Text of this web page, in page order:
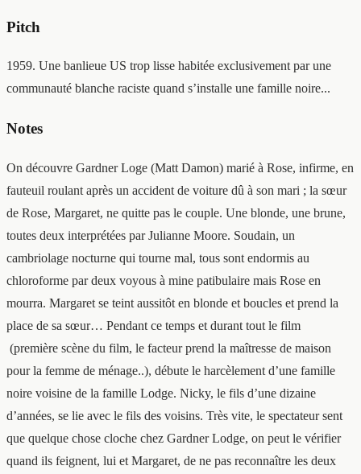
Pitch
1959. Une banlieue US trop lisse habitée exclusivement par une
communauté blanche raciste quand s’installe une famille noire...
Notes
On découvre Gardner Loge (Matt Damon) marié à Rose, infirme, en
fauteuil roulant après un accident de voiture dû à son mari ; la sœur
de Rose, Margaret, ne quitte pas le couple. Une blonde, une brune,
toutes deux interprétées par Julianne Moore. Soudain, un
cambriolage nocturne qui tourne mal, tous sont endormis au
chloroforme par deux voyous à mine patibulaire mais Rose en
mourra. Margaret se teint aussitôt en blonde et boucles et prend la
place de sa sœur… Pendant ce temps et durant tout le film
(première scène du film, le facteur prend la maîtresse de maison
pour la femme de ménage..), débute le harcèlement d’une famille
noire voisine de la famille Lodge. Nicky, le fils d’une dizaine
d’années, se lie avec le fils des voisins. Très vite, le spectateur sent
que quelque chose cloche chez Gardner Lodge, on peut le vérifier
quand ils feignent, lui et Margaret, de ne pas reconnaître les deux